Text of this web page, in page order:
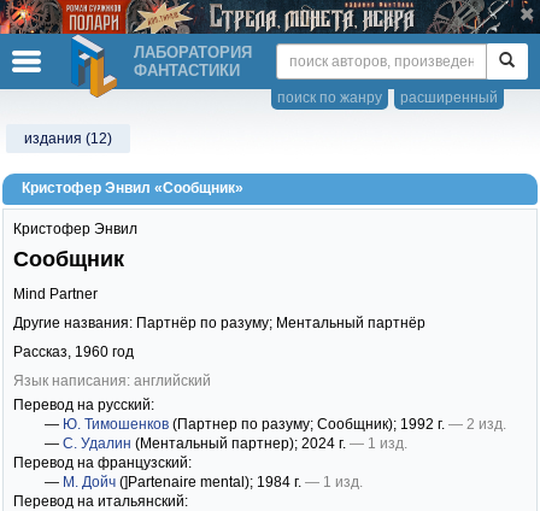
ЛАБОРАТОРИЯ
ФАНТАСТИКИ
расширенный
поиск по жанру
издания (12)
Кристофер Энвил «Сообщник»
Кристофер Энвил
Сообщник
Mind Partner
Другие названия: Партнёр по разуму; Ментальный партнёр
Рассказ, 1960 год
Язык написания: английский
Перевод на русский:
— Ю. Тимошенков (Партнер по разуму; Сообщник); 1992 г. — 2 изд.
— С. Удалин (Ментальный партнер); 2024 г. — 1 изд.
Перевод на французский:
— М. Дойч (]Partenaire mental); 1984 г. — 1 изд.
Перевод на итальянский: